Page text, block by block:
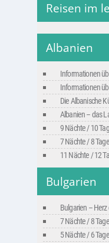
Reisen im
Albanien
Informationen
Informationen
Die Albanische
Albanien – das
9 Nächte / 10
7 Nächte / 8
11 Nächte / 12
Bulgarien
Bulgarien – Herz
7 Nächte / 8
5 Nächte / 6